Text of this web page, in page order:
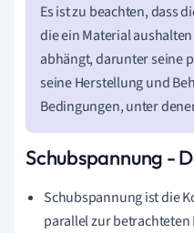
Es ist zu beachten, dass
die ein Material
abhängt, darunter seine
seine Herstellung und
Bedingungen, unter
Schubspannung -
Schubspannung ist die
parallel zur